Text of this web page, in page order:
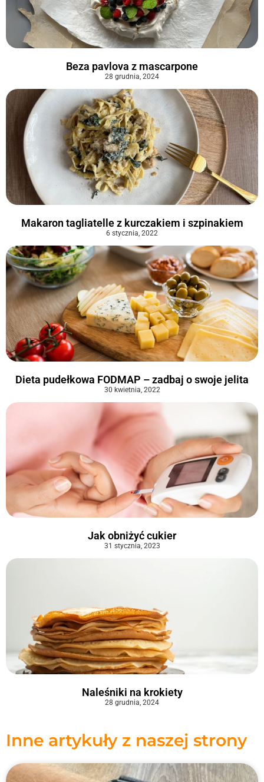
Beza pavlova z mascarpone
28 grudnia, 2024
Makaron tagliatelle z kurczakiem i szpinakiem
6 stycznia, 2022
Dieta pudełkowa FODMAP – zadbaj o swoje jelita
30 kwietnia, 2022
Jak obniżyć cukier
31 stycznia, 2023
Naleśniki na krokiety
28 grudnia, 2024
Inne artykuły z naszej strony